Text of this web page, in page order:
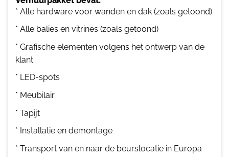
* Alle hardware voor wanden en dak (zoals getoond)
* Alle balies en vitrines (zoals getoond)
* Grafische elementen volgens het ontwerp van de
klant
* LED-spots
* Meubilair
* Tapijt
* Installatie en demontage
* Transport van en naar de beurslocatie in Europa